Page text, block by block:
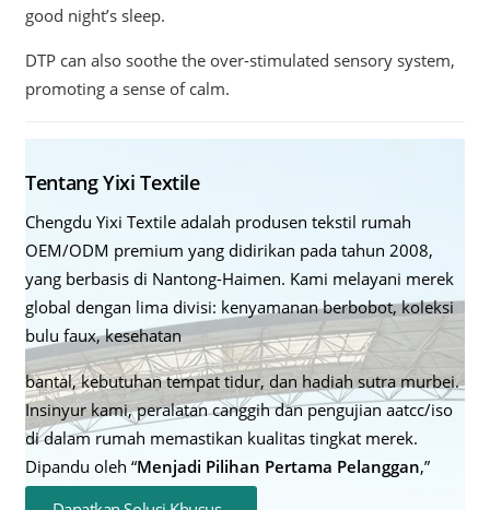
good night’s sleep.
DTP can also soothe the over-stimulated sensory system,
promoting a sense of calm.
Tentang Yixi Textile
Chengdu Yixi Textile adalah produsen tekstil rumah
OEM/ODM premium yang didirikan pada tahun 2008,
yang berbasis di Nantong-Haimen. Kami melayani merek
global dengan lima divisi: kenyamanan berbobot, koleksi
bulu faux, kesehatan
bantal, kebutuhan tempat tidur, dan hadiah sutra murbei.
Insinyur kami, peralatan canggih dan pengujian aatcc/iso
di dalam rumah memastikan kualitas tingkat merek.
Dipandu oleh “Menjadi Pilihan Pertama Pelanggan,”